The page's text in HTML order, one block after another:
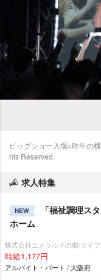
ビッグショー入場=昨年の
hts Reserved.
求人特集
NEW
「福祉調理ス
ホーム
株式会社エメラルドの郷/ライ
時給1,177円
アルバイト・パート / 大阪府